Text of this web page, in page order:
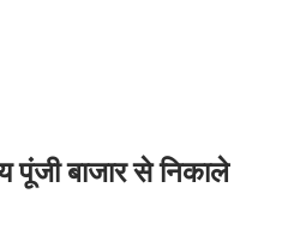
पूंजी बाजार से निकाले